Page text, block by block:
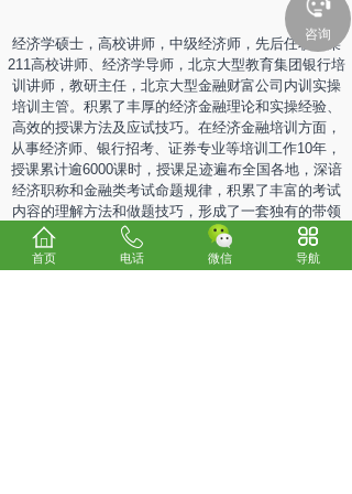
经济学硕士，高校讲师，中级经济师，先后任职于某
211高校讲师、经济学导师，北京大型教育集团银行培
训讲师，教研主任，北京大型金融财富公司内训实操
培训主管。积累了丰厚的经济金融理论和实操经验、
高效的授课方法及应试技巧。在经济金融培训方面，
从事经济师、银行招考、证券专业等培训工作10年，
授课累计逾6000课时，授课足迹遍布全国各地，深谙
经济职称和金融类考试命题规律，积累了丰富的考试
内容的理解方法和做题技巧，形成了一套独有的带领
学员有效学习及高效应试的方法，引领几十万学员顺
利通过考试。
首页 电话 微信 导航
咨询